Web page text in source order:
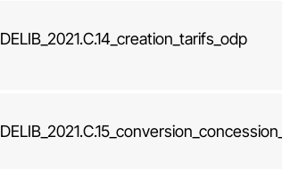
DELIB_2021.C.14_creation_tarifs_odp